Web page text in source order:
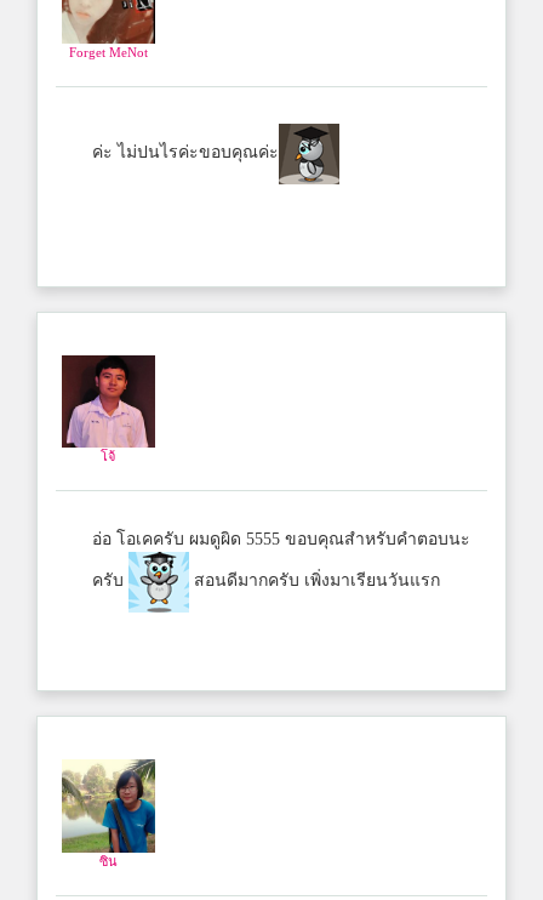
Forget MeNot
ค่ะ ไม่ปนไรค่ะขอบคุณค่ะ
โจ้
อ่อ โอเคครับ ผมดูผิด 5555 ขอบคุณสำหรับคำตอบนะ
ครับ สอนดีมากครับ เพิ่งมาเรียนวันแรก
ซิน